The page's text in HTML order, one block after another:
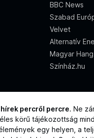
BBC News
Szabad
Velvet
Alternatív
Magyar Hang
Színház.hu
hírek percről percre. Ne
körű tájékozottság
egy helyen, a